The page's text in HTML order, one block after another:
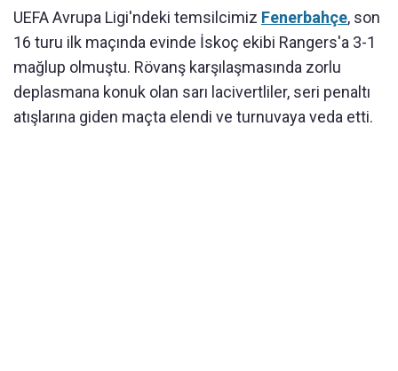
UEFA Avrupa Ligi'ndeki temsilcimiz Fenerbahçe, son
16 turu ilk maçında evinde İskoç ekibi Rangers'a 3-1
mağlup olmuştu. Rövanş karşılaşmasında zorlu
deplasmana konuk olan sarı lacivertliler, seri penaltı
atışlarına giden maçta elendi ve turnuvaya veda etti.